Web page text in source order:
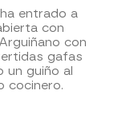
entrado a
con
con
gafas
un guiño al
cocinero.